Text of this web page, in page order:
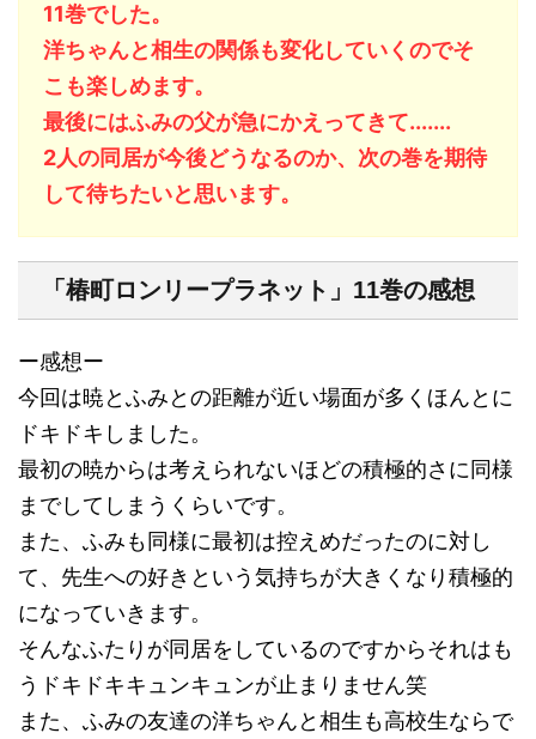
11巻でした。
洋ちゃんと相生の関係も変化していくのでそ
こも楽しめます。
最後にはふみの父が急にかえってきて.......
2人の同居が今後どうなるのか、次の巻を期待
して待ちたいと思います。
「椿町ロンリープラネット」11巻の感想
ー感想ー
今回は暁とふみとの距離が近い場面が多くほんとに
ドキドキしました。
最初の暁からは考えられないほどの積極的さに同様
までしてしまうくらいです。
また、ふみも同様に最初は控えめだったのに対し
て、先生への好きという気持ちが大きくなり積極的
になっていきます。
そんなふたりが同居をしているのですからそれはも
うドキドキキュンキュンが止まりません笑
また、ふみの友達の洋ちゃんと相生も高校生ならで